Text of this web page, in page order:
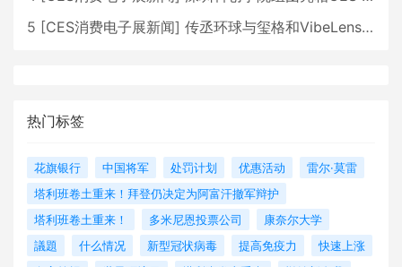
5 [CES消费电子展新闻] 传丞环球与玺格和VibeLens共同推出全新耳机
热门标签
花旗银行 中国将军 处罚计划 优惠活动
雷尔·莫雷
塔利班卷土重来！拜登仍决定为阿富汗撤军辩护
塔利班卷土重来！
多米尼恩投票公司
康奈尔大学
議題
什么情况 新型冠状病毒 提高免疫力
快速上涨